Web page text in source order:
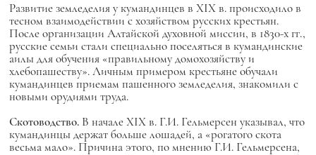
Развитие земледелия у кумандинцев в XIX в. происходило в
тесном взаимодействии с хозяйством русских крестьян.
После организации Алтайской духовной миссии, в 1830-х гг.,
русские семьи стали специально поселяться в кумандинские
аилы для обучения «правильному домохозяйству и
хлебопашеству». Личным примером крестьяне обучали
кумандинцев приемам пашенного земледелия, знакомили с
новыми орудиями труда.
Скотоводство. В начале XIX в. Г.И. Гельмерсен указывал, что
кумандинцы держат больше лошадей, а «рогатого скота
весьма мало». Причина этого, по мнению Г.И. Гельмерсена,